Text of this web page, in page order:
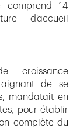
comprend 14
d’accueil
croissance
de se
mandatait en
pour établir
complète du